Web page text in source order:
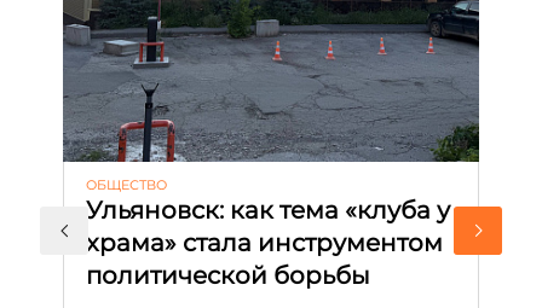
ОБЩЕСТВО
Ульяновск: как тема «клуба у
храма» стала инструментом
политической борьбы